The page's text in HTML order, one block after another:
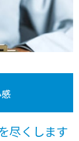
尽くします